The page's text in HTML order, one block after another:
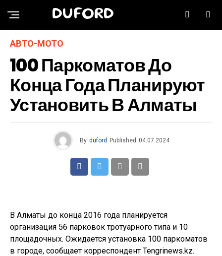
DUFORD
АВТО-МОТО
100 Паркоматов До
Конца Года Планируют
Установить В Алматы
By duford Published 04.07.2024
В Алматы до конца 2016 года планируется
организация 56 парковок тротуарного типа и 10
площадочных. Ожидается установка 100 паркоматов
в городе, сообщает корреспондент Tengrinews.kz.